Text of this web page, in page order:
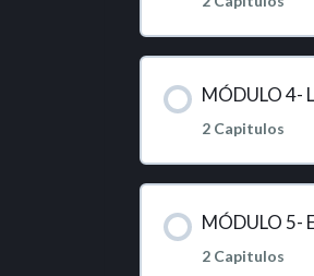
MÓDULO 4-
2 Capitulos
MÓDULO 5-
2 Capitulos